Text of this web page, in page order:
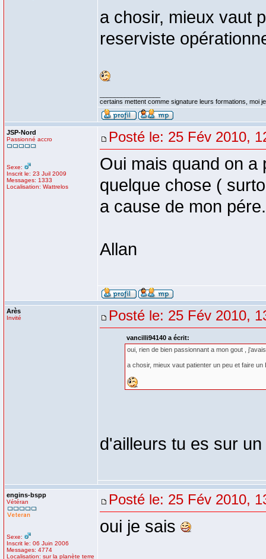
a chosir, mieux vaut
reserviste
certains mettent comme signature leurs formations, moi
JSP-Nord
Passionné accro
Sexe:
Inscrit le: 23 Juil 2009
Messages: 1333
Localisation: Wattrelos
Posté le: 25 Fév 2010,
Oui mais quand on a
quelque chose (
a cause de mon
Allan
Arès
Invité Posté le: 25 Fév 2010,
vancilli94140 a écrit:
oui, rien de bien passionnant a mon gout ,
a chosir, mieux vaut patienter un peu et faire
d'ailleurs tu es sur
engins-bspp
Vétéran
Sexe:
Inscrit le: 06 Juin 2006
Messages: 4774
Localisation: sur la planète terre
Posté le: 25 Fév 2010,
oui je sais